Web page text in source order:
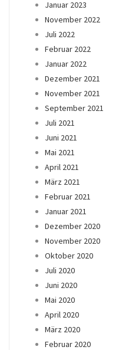
Januar 2023
November 2022
Juli 2022
Februar 2022
Januar 2022
Dezember 2021
November 2021
September 2021
Juli 2021
Juni 2021
Mai 2021
April 2021
März 2021
Februar 2021
Januar 2021
Dezember 2020
November 2020
Oktober 2020
Juli 2020
Juni 2020
Mai 2020
April 2020
März 2020
Februar 2020